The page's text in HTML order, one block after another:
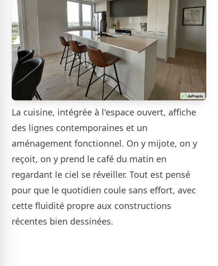
La cuisine, intégrée à l'espace ouvert, affiche
des lignes contemporaines et un
aménagement fonctionnel. On y mijote, on y
reçoit, on y prend le café du matin en
regardant le ciel se réveiller. Tout est pensé
pour que le quotidien coule sans effort, avec
cette fluidité propre aux constructions
récentes bien dessinées.